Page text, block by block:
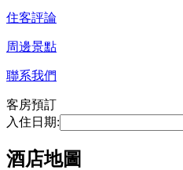
住客評論
周邊景點
聯系我們
客房預訂
入住日期:
酒店地圖